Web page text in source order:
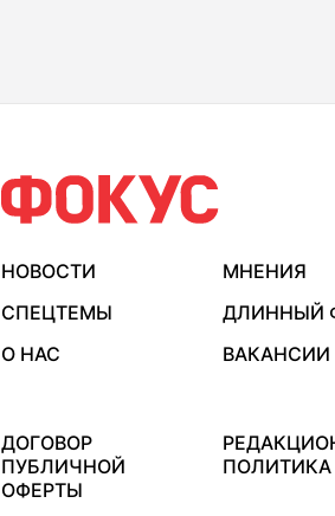
НОВОСТИ МНЕНИЯ
СПЕЦТЕМЫ
ДЛИННЫЙ
О НАС
ВАКАНСИИ
ДОГОВОР
ПУБЛИЧНОЙ
ОФЕРТЫ
ПОЛИТИКА